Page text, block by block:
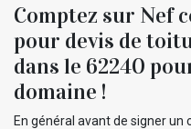
Comptez sur Nef
pour devis de
dans le 62240
domaine !
En général avant de signer